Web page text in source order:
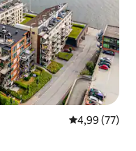
Átlagos
4,99 (77)